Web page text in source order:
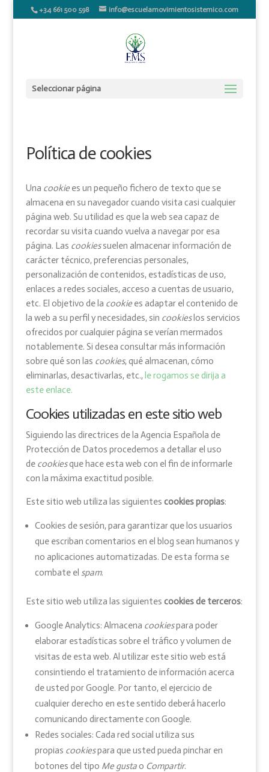
+34 661 500 598 info@escuelamovimientosistemico.com
Seleccionar página
Política de cookies
Una cookiees un pequeño fichero de texto que se
almacena en su navegador cuando visita casi cualquier
página web. Su utilidad es que la web sea capaz de
recordar su visita cuando vuelva a navegar por esa
página. Las cookiessuelen almacenar información de
carácter técnico, preferencias personales,
personalización de contenidos, estadísticas de uso,
enlaces a redes sociales, acceso a cuentas de usuario,
etc. El objetivo de la cookiees adaptar el contenido de
la web a su perfil y necesidades, sin cookieslos servicios
ofrecidos por cualquier página se verían mermados
notablemente. Si desea consultar más información
sobre qué son las cookies, qué almacenan, cómo
eliminarlas, desactivarlas, etc., le rogamos se dirija a
este enlace.
Cookies utilizadas en este sitio web
Siguiendo las directrices de la Agencia Española de
Protección de Datos procedemos a detallar el uso
de cookiesque hace esta web con el fin de informarle
con la máxima exactitud posible.
Este sitio web utiliza las siguientes cookies propias:
Cookies de sesión, para garantizar que los usuarios
que escriban comentarios en el blog sean humanos y
no aplicaciones automatizadas. De esta forma se
combate el spam.
Este sitio web utiliza las siguientes cookies de terceros:
Google Analytics: Almacena cookiespara poder
elaborar estadísticas sobre el tráfico y volumen de
visitas de esta web. Al utilizar este sitio web está
consintiendo el tratamiento de información acerca
de usted por Google. Por tanto, el ejercicio de
cualquier derecho en este sentido deberá hacerlo
comunicando directamente con Google.
Redes sociales: Cada red social utiliza sus
propias cookiespara que usted pueda pinchar en
botones del tipo Me gustao Compartir.